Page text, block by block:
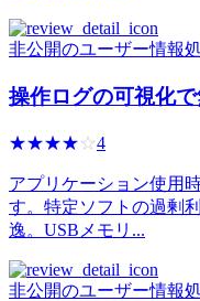
非公開のユーザー情報
操作ログの可視化
☆☆☆☆☆
★★★★★4
アプリケーション使用
す。特定ソフトの過剰
逸。USBメモリ...
非公開のユーザー情報